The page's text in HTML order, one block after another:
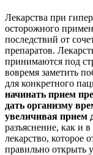
Лекарства при
осторожного
последствий от
препаратов.
принимаются под
вовремя заметить
для конкретного
начинать прием
дать организму
увеличивая прием
разъяснение, как и
лекарство, которое
правильно открыть